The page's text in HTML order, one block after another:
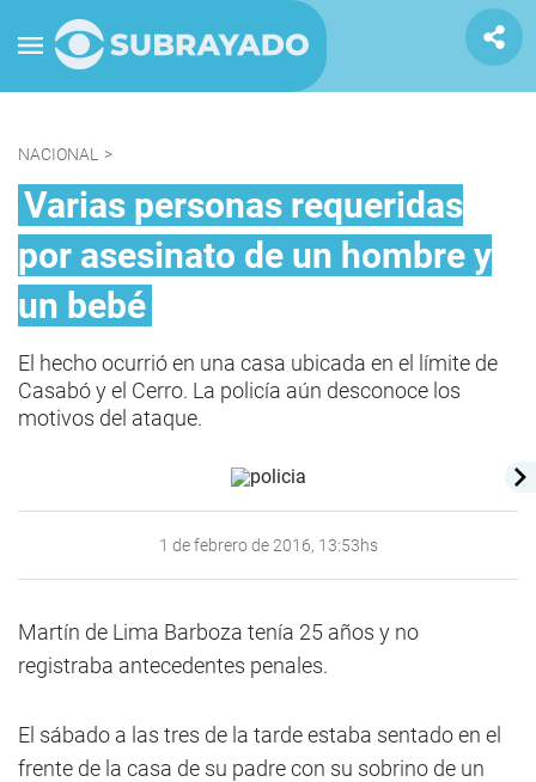
NACIONAL >
Varias personas requeridas
por asesinato de un hombre y
un bebé
El hecho ocurrió en una casa ubicada en el límite de
Casabó y el Cerro. La policía aún desconoce los
motivos del ataque.
1 de febrero de 2016, 13:53hs
Martín de Lima Barboza tenía 25 años y no
registraba antecedentes penales.
El sábado a las tres de la tarde estaba sentado en el
frente de la casa de su padre con su sobrino de un